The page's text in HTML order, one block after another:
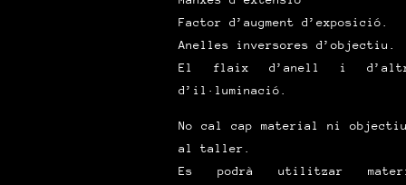
Factor d’augment d’exposició.
Anelles inversores d’objectiu.
El flaix d’anell i
d’il·luminació.
No cal cap material ni
al taller.
Es podrà utilitzar